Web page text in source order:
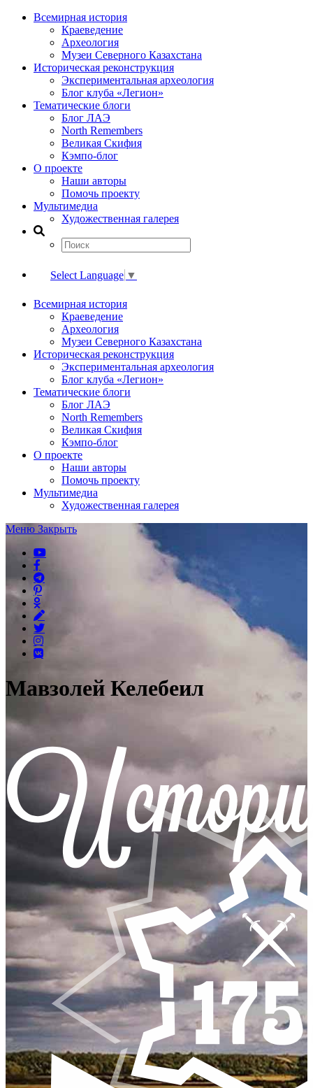
Всемирная история
Краеведение
Археология
Музеи Северного Казахстана
Историческая реконструкция
Экспериментальная археология
Блог клуба «Легион»
Тематические блоги
Блог ЛАЭ
North Remembers
Великая Скифия
Кэмпо-блог
О проекте
Наши авторы
Помочь проекту
Мультимедиа
Художественная галерея
Select Language ▼
Всемирная история
Краеведение
Археология
Музеи Северного Казахстана
Историческая реконструкция
Экспериментальная археология
Блог клуба «Легион»
Тематические блоги
Блог ЛАЭ
North Remembers
Великая Скифия
Кэмпо-блог
О проекте
Наши авторы
Помочь проекту
Мультимедиа
Художественная галерея
Меню Закрыть
Мавзолей Келебеил